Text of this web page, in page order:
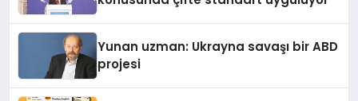
Yunan uzman: Ukrayna savaşı bir ABD
projesi